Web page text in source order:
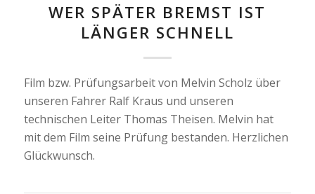
WER SPÄTER BREMST IST
LÄNGER SCHNELL
Film bzw. Prüfungsarbeit von Melvin Scholz über
unseren Fahrer Ralf Kraus und unseren
technischen Leiter Thomas Theisen. Melvin hat
mit dem Film seine Prüfung bestanden. Herzlichen
Glückwunsch.